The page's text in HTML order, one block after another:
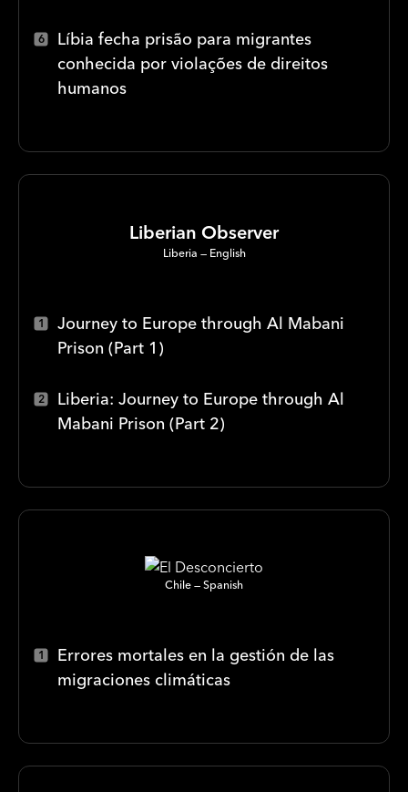
Líbia fecha prisão para migrantes
conhecida por violações de direitos
humanos
Liberian Observer
Liberia English
Journey to Europe through Al Mabani
Prison (Part 1)
Liberia: Journey to Europe through Al
Mabani Prison (Part 2)
Chile Spanish
Errores mortales en la gestión de las
migraciones climáticas